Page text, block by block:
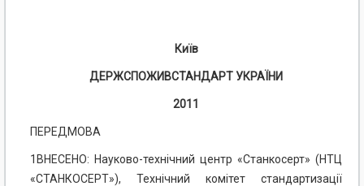
Київ
ДЕРЖСПОЖИВСТАНДАРТ УКРАЇНИ
2011
ПЕРЕДМОВА
1ВНЕСЕНО: Науково-технічний центр «Станкосерт» (НТЦ
«СТАНКОСЕРТ»), Технічний комітет стандартизації